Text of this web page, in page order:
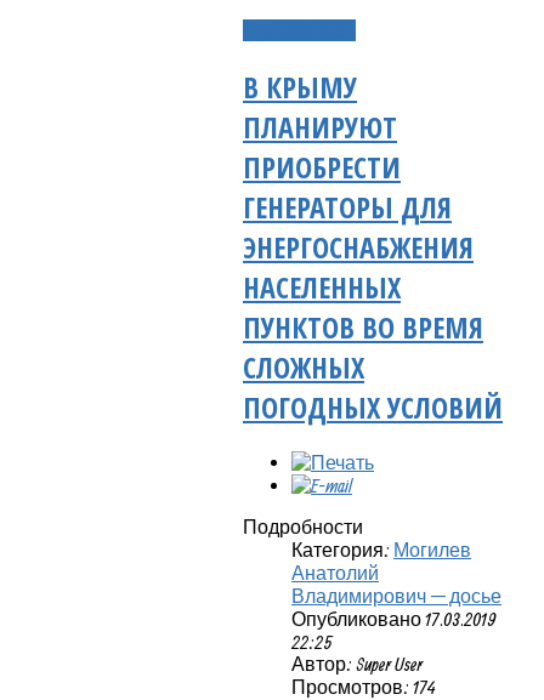
В КРЫМУ
ПЛАНИРУЮТ
ПРИОБРЕСТИ
ГЕНЕРАТОРЫ ДЛЯ
ЭНЕРГОСНАБЖЕНИЯ
НАСЕЛЕННЫХ
ПУНКТОВ ВО ВРЕМЯ
СЛОЖНЫХ
ПОГОДНЫХ УСЛОВИЙ
Подробности
Категория: Могилев
Анатолий
Владимирович — досье
Опубликовано 17.03.2019
22:25
Автор: Super User
Просмотров: 174